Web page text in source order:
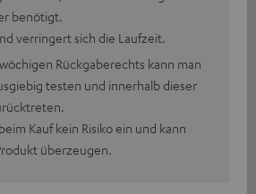
benötigt.
verringert sich die Laufzeit.
Rückgaberechts kann man
testen und innerhalb dieser
Kauf kein Risiko ein und kann
überzeugen.